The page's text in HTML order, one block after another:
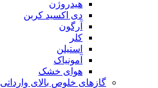
هیدروژن
دی اکسید کربن
آرگون
کلر
استیلن
آمونیاک
هوای خشک
گازهای خلوص بالای وارداتی